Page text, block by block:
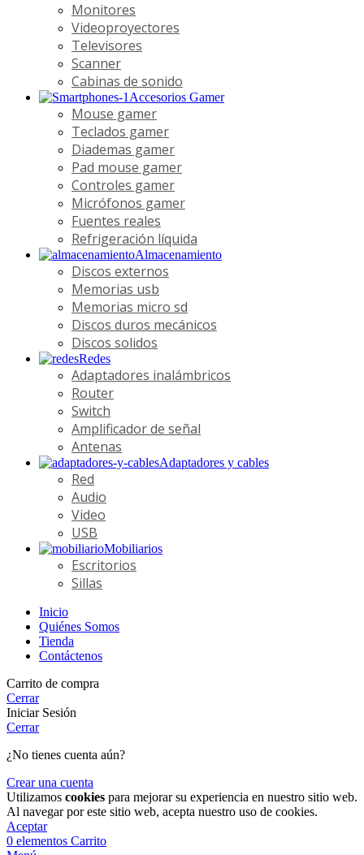
Monitores
Videoproyectores
Televisores
Scanner
Cabinas de sonido
Accesorios Gamer
Mouse gamer
Teclados gamer
Diademas gamer
Pad mouse gamer
Controles gamer
Micrófonos gamer
Fuentes reales
Refrigeración líquida
Almacenamiento
Discos externos
Memorias usb
Memorias micro sd
Discos duros mecánicos
Discos solidos
Redes
Adaptadores inalámbricos
Router
Switch
Amplificador de señal
Antenas
Adaptadores y cables
Red
Audio
Video
USB
Mobiliarios
Escritorios
Sillas
Inicio
Quiénes Somos
Tienda
Contáctenos
Carrito de compra
Cerrar
Iniciar Sesión
Cerrar
¿No tienes cuenta aún?
Crear una cuenta
Utilizamos cookies para mejorar su experiencia en nuestro sitio web.
Al navegar por este sitio web, acepta nuestro uso de cookies.
Aceptar
0 elementos Carrito